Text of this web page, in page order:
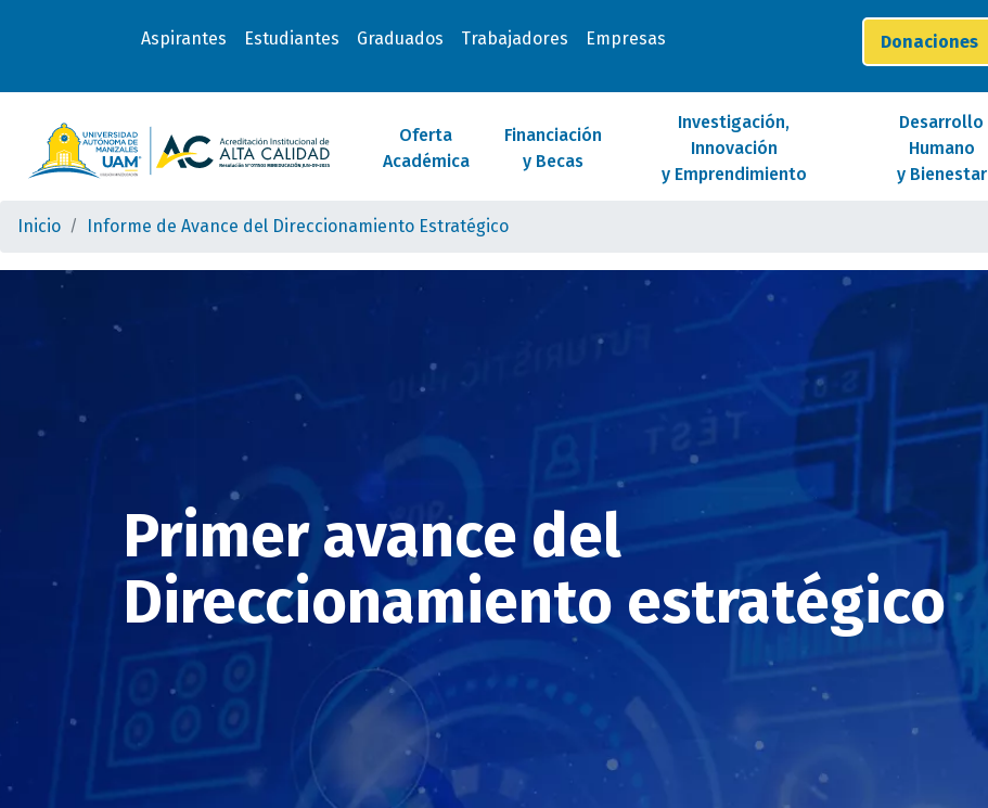
Aspirantes Estudiantes Graduados Trabajadores Empresas Donaciones
Oferta
Académica
Financiación
y Becas
Investigación,
Innovación
y Emprendimiento
Desarrollo
Humano
y Bienestar
Inicio Informe de Avance del Direccionamiento Estratégico
Primer avance del
Direccionamiento estratégico